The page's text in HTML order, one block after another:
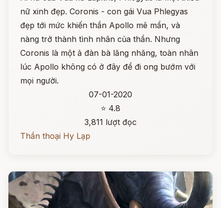
nữ xinh đẹp. Coronis - con gái Vua Phlegyas
đẹp tới mức khiến thần Apollo mê mẩn, và
nàng trở thành tình nhân của thần. Nhưng
Coronis là một ả đàn bà lăng nhăng, toàn nhân
lúc Apollo không có ở đây để đi ong bướm với
mọi người.
07-01-2020
⭐ 4.8
3,811 lượt đọc
Thần thoại Hy Lạp